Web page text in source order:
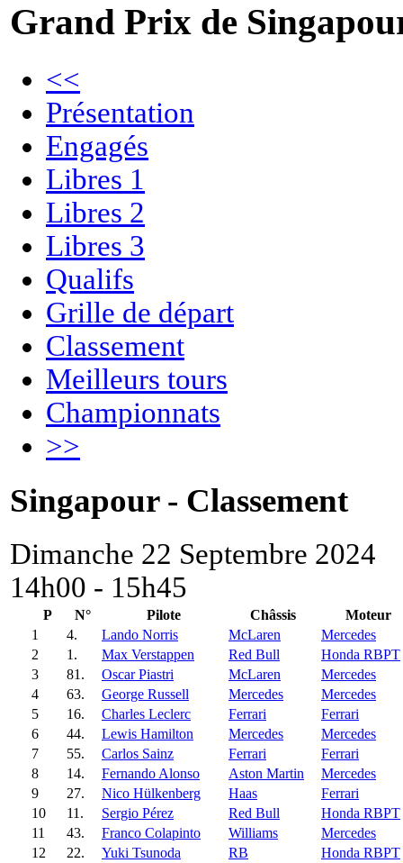
Grand Prix de
<<
Présentation
Engagés
Libres 1
Libres 2
Libres 3
Qualifs
Grille de départ
Classement
Meilleurs tours
Championnats
>>
Singapour - Classement
Dimanche 22 Septembre 2024
14h00 - 15h45
P N° Pilote Châssis
Moteur
1
4. Lando Norris McLaren
Mercedes
2
1. Max Verstappen Red Bull
Honda RBPT
3
81. Oscar Piastri McLaren
Mercedes
4
63. George Russell Mercedes
Mercedes
5
16. Charles Leclerc Ferrari
Ferrari
6
44. Lewis Hamilton Mercedes
Mercedes
7
55. Carlos Sainz Ferrari
Ferrari
8
14. Fernando Alonso Aston Martin
Mercedes
9
27. Nico Hülkenberg Haas
Ferrari
10
11. Sergio Pérez Red Bull
Honda RBPT
11
43. Franco Colapinto Williams
Mercedes
12
22. Yuki Tsunoda RB
Honda RBPT